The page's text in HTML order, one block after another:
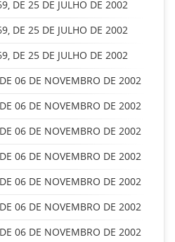
DE 25 DE JULHO DE 2002
DE 25 DE JULHO DE 2002
DE 25 DE JULHO DE 2002
06 DE NOVEMBRO DE 2002
06 DE NOVEMBRO DE 2002
06 DE NOVEMBRO DE 2002
06 DE NOVEMBRO DE 2002
06 DE NOVEMBRO DE 2002
06 DE NOVEMBRO DE 2002
06 DE NOVEMBRO DE 2002